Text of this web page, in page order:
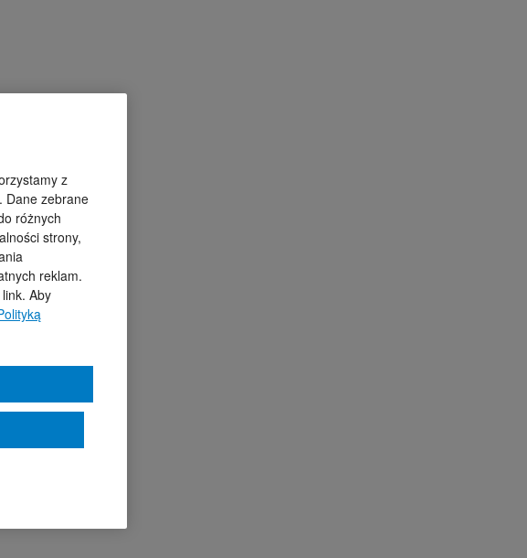
z
Dane zebrane
różnych
strony,
reklam.
Aby